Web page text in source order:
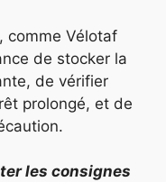
comme Vélotaf
de stocker la
de vérifier
prolongé, et de
les consignes